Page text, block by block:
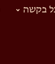
בקשה